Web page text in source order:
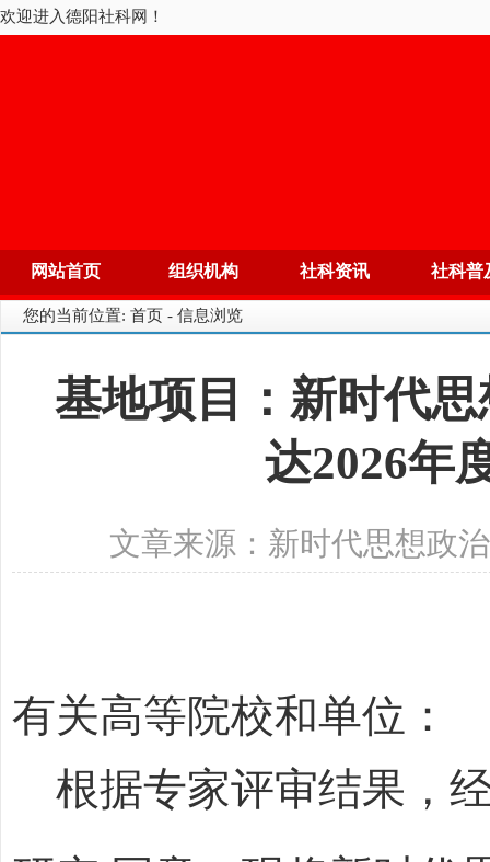
欢迎进入德阳社科网！
网站首页 组织机构 社科资讯 社科普
您的当前位置: 首页 - 信息浏览
基地项目：新时代
达2026年
文章来源：新时代思想政
有关高等院校和单位：
根据专家评审结果，